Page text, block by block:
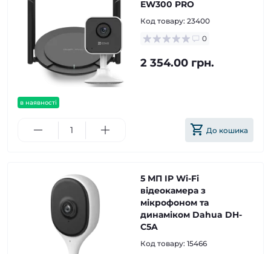
в наявності
EW300 PRO
Код товару: 23400
0
2 354.00 грн.
До кошика
5 МП IP Wi-Fi
відеокамера з
мікрофоном та
динаміком Dahua DH-
C5A
Код товару: 15466